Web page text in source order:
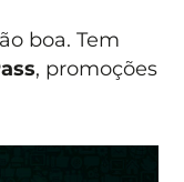
boa. Tem
, promoções